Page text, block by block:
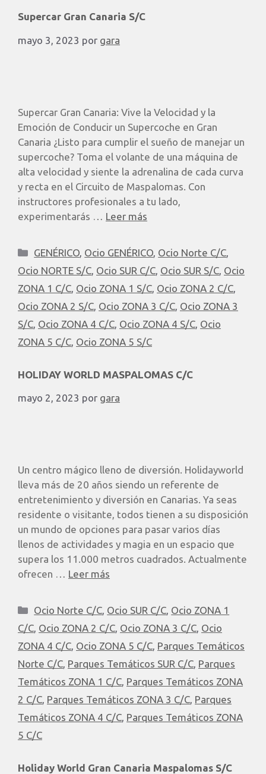
Supercar Gran Canaria S/C
mayo 3, 2023 por gara
Supercar Gran Canaria: Vive la Velocidad y la
Emoción de Conducir un Supercoche en Gran
Canaria ¿Listo para cumplir el sueño de manejar un
supercoche? Toma el volante de una máquina de
alta velocidad y siente la adrenalina de cada curva
y recta en el Circuito de Maspalomas. Con
instructores profesionales a tu lado,
experimentarás … Leer más
GENÉRICO Ocio GENÉRICO Ocio Norte C/C
Ocio NORTE S/C Ocio SUR C/C Ocio SUR S/C Ocio
ZONA 1 C/C Ocio ZONA 1 S/C Ocio ZONA 2 C/C
Ocio ZONA 2 S/C Ocio ZONA 3 C/C Ocio ZONA 3
S/C Ocio ZONA 4 C/C Ocio ZONA 4 S/C Ocio
ZONA 5 C/C Ocio ZONA 5 S/C
HOLIDAY WORLD MASPALOMAS C/C
mayo 2, 2023 por gara
Un centro mágico lleno de diversión. Holidayworld
lleva más de 20 años siendo un referente de
entretenimiento y diversión en Canarias. Ya seas
residente o visitante, todos tienen a su disposición
un mundo de opciones para pasar varios días
llenos de actividades y magia en un espacio que
supera los 11.000 metros cuadrados. Actualmente
ofrecen … Leer más
Ocio Norte C/C, Ocio SUR C/C, Ocio ZONA 1
C/C, Ocio ZONA 2 C/C, Ocio ZONA 3 C/C, Ocio
ZONA 4 C/C, Ocio ZONA 5 C/C, Parques Temáticos
Norte C/C, Parques Temáticos SUR C/C, Parques
Temáticos ZONA 1 C/C, Parques Temáticos ZONA
2 C/C, Parques Temáticos ZONA 3 C/C, Parques
Temáticos ZONA 4 C/C, Parques Temáticos ZONA
5 C/C
Holiday World Gran Canaria Maspalomas S/C